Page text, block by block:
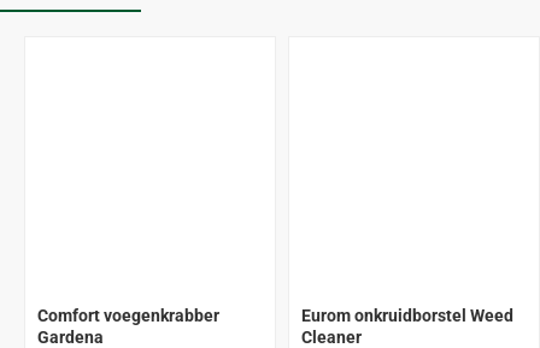
Comfort voegenkrabber
Gardena
Eurom onkruidborstel Weed
Cleaner